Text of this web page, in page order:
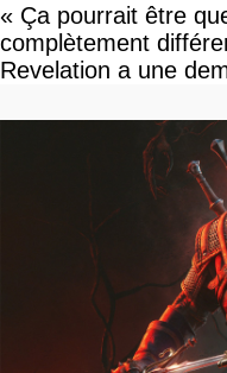
« Ça pourrait être
complètement
Revelation a une